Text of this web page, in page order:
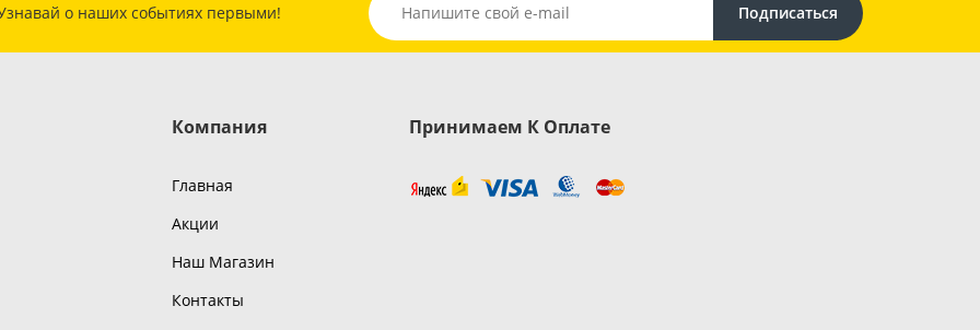
о наших событиях первыми!
Компания
Главная
Акции
Наш Магазин
Контакты
Принимаем К Оплате